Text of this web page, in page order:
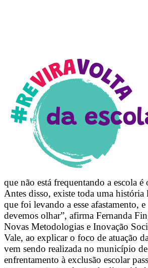
que não está frequentando a escola
Antes disso, existe toda uma história
que foi levando a esse afastamento,
devemos olhar”, afirma Fernanda
Novas Metodologias e Inovação
Vale, ao explicar o foco de atuação
vem sendo realizada no município
enfrentamento à exclusão escolar